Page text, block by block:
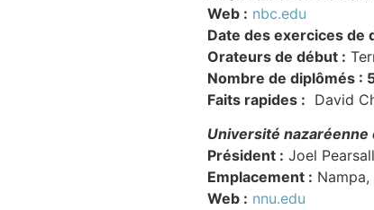
Web : nbc.edu
Date des exercices de
Orateurs de début :
Nombre de diplômés :
Faits rapides : David
Université
Président : Joel Pearsall
Emplacement : Nampa,
Web : nnu.edu